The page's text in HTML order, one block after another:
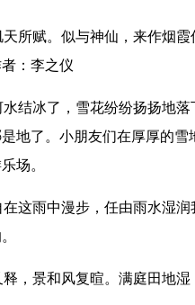
赋。似与神仙，来作烟霞
：李之仪
冰了，雪花纷纷扬扬地落
地了。小朋友们在厚厚的
场。
雨中漫步，任由雨水湿润
景和风复暄。满庭田地湿